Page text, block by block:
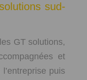
sud-
GT solutions,
et
puis